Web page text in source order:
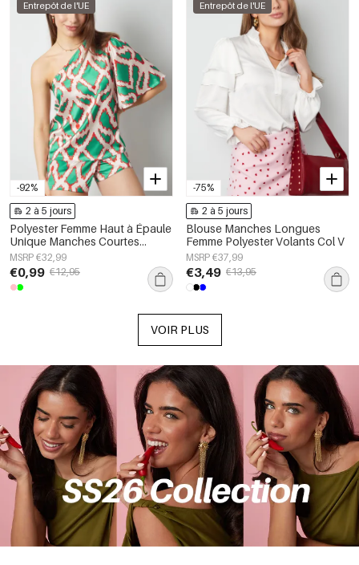
-92%
Entrepôt de l'UE
2 à 5 jours
Polyester Femme Haut à Épaule
Unique Manches Courtes
Imprimé Géométrique
MSRP €32,99
€0,99 €12,95
-75%
Entrepôt de l'UE
2 à 5 jours
Blouse Manches Longues
Femme Polyester Volants Col V
MSRP €37,99
€3,49 €13,95
VOIR PLUS